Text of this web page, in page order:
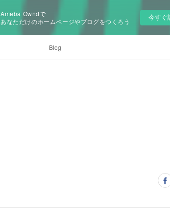
Ameba Owndで
あなただけのホームページやブログをつくろう
今すぐ
Blog